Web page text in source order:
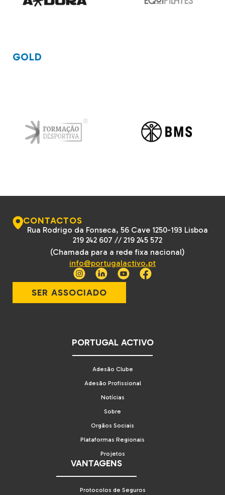
GOLD
CONTACTOS
Rua Rodrigo da Fonseca, 56 Cave 1250-193 Lisboa
219 242 607 //219 245 572
(Chamada para a rede fixa nacional)
info@portugalactivo.pt
SER ASSOCIADO
PORTUGAL ACTIVO
Adesão Clube
Adesão Profissional
Notícias
Sobre
Orgãos Sociais
Plataformas Regionais
Projetos
VANTAGENS
Protocolos de Seguros